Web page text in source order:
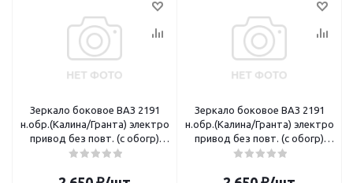
Зеркало боковое ВАЗ 2191
н.обр.(Калина/Гранта) электро
привод без повт. (с обогр)
правое Лого-Д
Зеркало боковое ВАЗ 2191
н.обр.(Калина/Гранта) электро
привод без повт. (с обогр)
левое Лого-Д